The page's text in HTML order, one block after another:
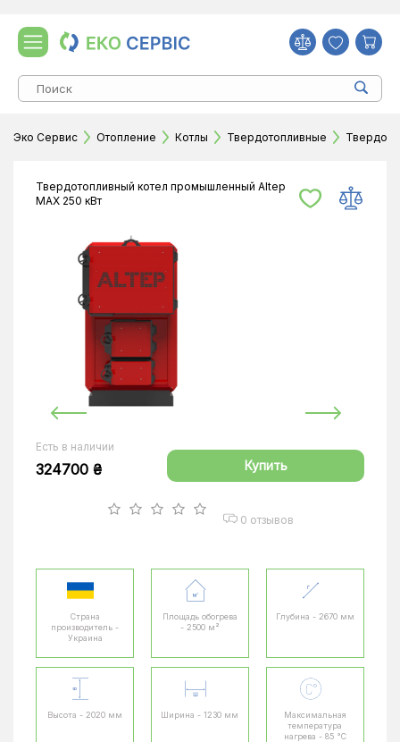
Эко Сервис Отопление Котлы Твердотопливные
Твердотопливный котел промышленный Altep
MAX 250 кВт
Есть в наличии
324700 ₴ Купить
0 отзывов
Страна
производитель -
Украина
Площадь обогрева
- 2500 м²
Глубина - 2670 мм
Высота - 2020 мм Ширина - 1230 мм
Максимальная
температура
нагрева - 85 °C